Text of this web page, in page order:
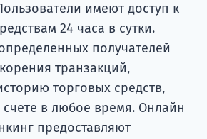
имеют доступ к
24 часа в сутки.
получателей
транзакций,
торговых средств,
в любое время. Онлайн
предоставляют